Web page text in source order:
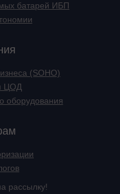
батарей ИБП
(SOHO)
ЦОД
оборудования
рассылку!